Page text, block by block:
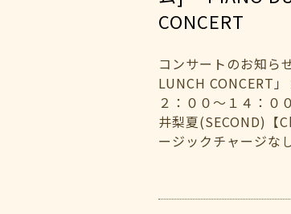
CONCERT
コンサートのお知ら
LUNCH CONCERT
２：００～１４：０
井梨夏(SECOND)【
ージックチャージな